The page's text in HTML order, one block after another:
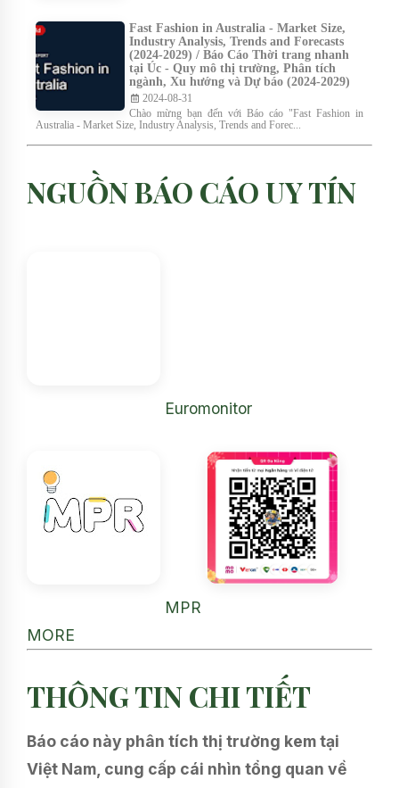
Fast Fashion in Australia - Market Size,
Industry Analysis, Trends and Forecasts
(2024-2029) / Báo Cáo Thời trang nhanh
tại Úc - Quy mô thị trường, Phân tích
ngành, Xu hướng và Dự báo (2024-2029)
2024-08-31
Chào mừng bạn đến với Báo cáo "Fast Fashion in
Australia - Market Size, Industry Analysis, Trends and Forec...
NGUỒN BÁO CÁO UY TÍN
Euromonitor
MPR
MORE
THÔNG TIN CHI TIẾT
Báo cáo này phân tích thị trường kem tại
Việt Nam, cung cấp cái nhìn tổng quan về